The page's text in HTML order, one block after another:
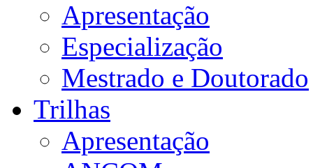
Apresentação
Especialização
Mestrado e Doutorado
Trilhas
Apresentação